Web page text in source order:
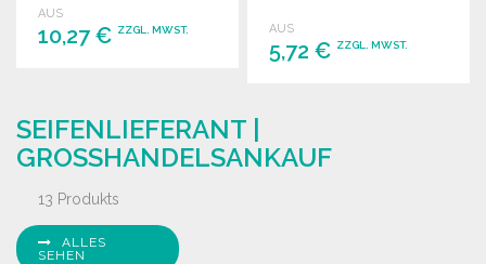
AUS
10,27 € ZZGL. MWST.
Arbeitsplatz.
AUS
5,72 € ZZGL. MWST.
SEIFENLIEFERANT |
GROSSHANDELSANKAUF
13 Produkts
ALLES
SEHEN